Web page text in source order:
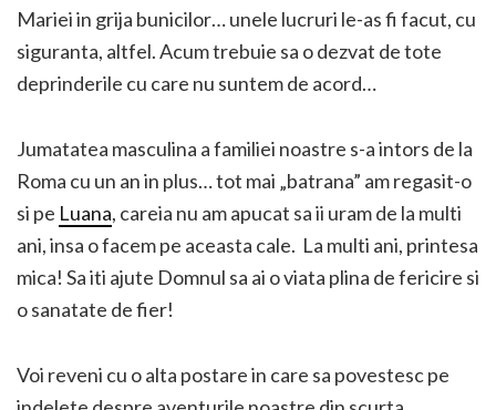
Mariei in grija bunicilor… unele lucruri le-as fi facut, cu
siguranta, altfel. Acum trebuie sa o dezvat de tote
deprinderile cu care nu suntem de acord…
Jumatatea masculina a familiei noastre s-a intors de la
Roma cu un an in plus… tot mai „batrana” am regasit-o
si pe Luana, careia nu am apucat sa ii uram de la multi
ani, insa o facem pe aceasta cale. La multi ani, printesa
mica! Sa iti ajute Domnul sa ai o viata plina de fericire si
o sanatate de fier!
Voi reveni cu o alta postare in care sa povestesc pe